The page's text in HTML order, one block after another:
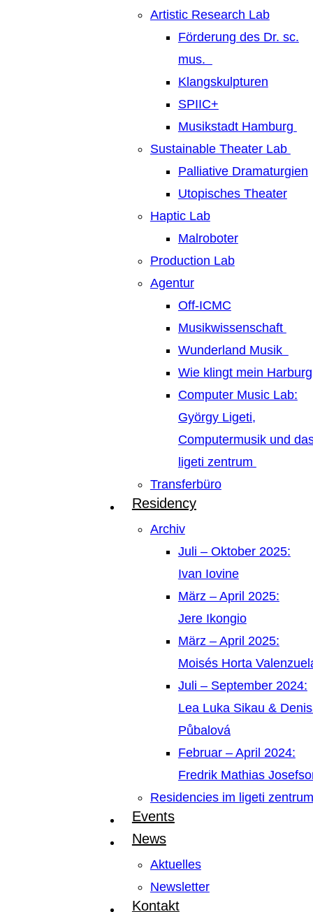
Artistic Research Lab
Förderung des Dr. sc.
mus.
Klangskulpturen
SPIIC+
Musikstadt Hamburg
Sustainable Theater Lab
Palliative Dramaturgien
Utopisches Theater
Haptic Lab
Malroboter
Production Lab
Agentur
Off-ICMC
Musikwissenschaft
Wunderland Musik
Wie klingt mein Harburg
Computer Music Lab:
György Ligeti,
Computermusik und
ligeti zentrum
Transferbüro
Residency
Archiv
Juli – Oktober 2025:
Ivan Iovine
März – April 2025:
Jere Ikongio
März – April 2025:
Moisés Horta
Juli – September 2024:
Lea Luka Sikau &
Půbalová
Februar – April 2024:
Fredrik Mathias
Residencies im ligeti zentrum
Events
News
Aktuelles
Newsletter
Kontakt